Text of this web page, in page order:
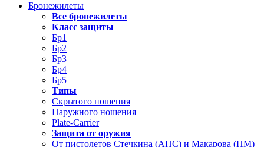
Бронежилеты
Все бронежилеты
Класс защиты
Бр1
Бр2
Бр3
Бр4
Бр5
Типы
Скрытого ношения
Наружного ношения
Plate-Carrier
Защита от оружия
От пистолетов Стечкина (АПС) и Макарова (ПМ)